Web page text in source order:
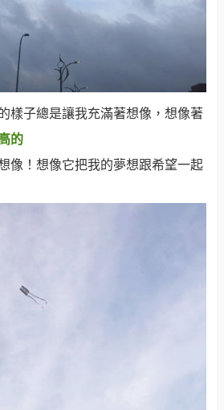
樣子總是讓我充滿著想像，想像著
的
像！想像它把我的夢想跟希望一起